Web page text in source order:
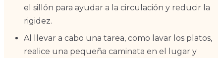
el sillón para ayudar a la circulación y reducir la
rigidez.
Al llevar a cabo una tarea, como lavar los platos,
realice una pequeña caminata en el lugar y